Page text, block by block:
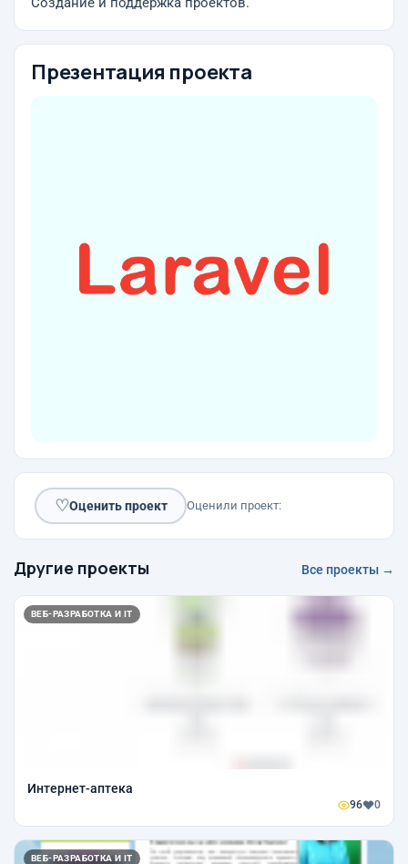
Создание и поддержка проектов.
Презентация проекта
♡Оценить проект Оценили проект:
Другие проекты Все проекты →
ВЕБ-РАЗРАБОТКА И IT
Интернет-аптека
96 0
ВЕБ-РАЗРАБОТКА И IT